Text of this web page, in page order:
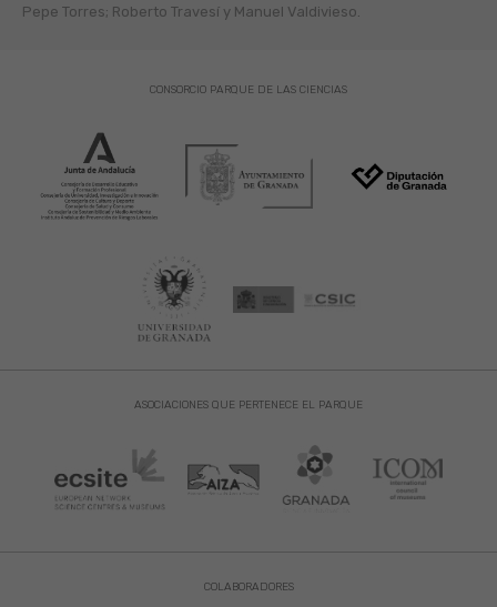
Pepe Torres; Roberto Travesí y Manuel Valdivieso.
ASOCIACIONES QUE PERTENECE EL PARQUE
CONSORCIO PARQUE DE LAS CIENCIAS
COLABORADORES